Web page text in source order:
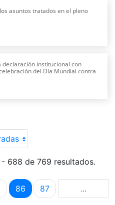
asuntos tratados en el pleno
declaración institucional con
del Día Mundial contra
688 de 769 resultados.
Use TAB para
Página
86 Página
87 ...